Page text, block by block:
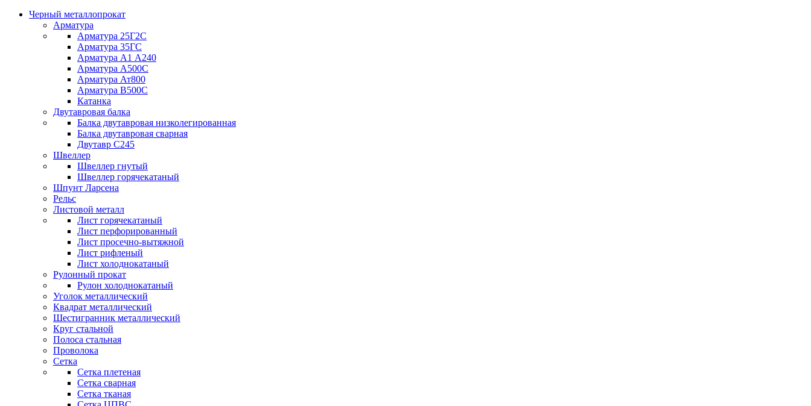
Черный металлопрокат
Арматура
Арматура 25Г2С
Арматура 35ГС
Арматура А1 А240
Арматура А500С
Арматура Ат800
Арматура В500С
Катанка
Двутавровая балка
Балка двутавровая низколегированная
Балка двутавровая сварная
Двутавр С245
Швеллер
Швеллер гнутый
Швеллер горячекатаный
Шпунт Ларсена
Рельс
Листовой металл
Лист горячекатаный
Лист перфорированный
Лист просечно-вытяжной
Лист рифленый
Лист холоднокатаный
Рулонный прокат
Рулон холоднокатаный
Уголок металлический
Квадрат металлический
Шестигранник металлический
Круг стальной
Полоса стальная
Проволока
Сетка
Сетка плетеная
Сетка сварная
Сетка тканая